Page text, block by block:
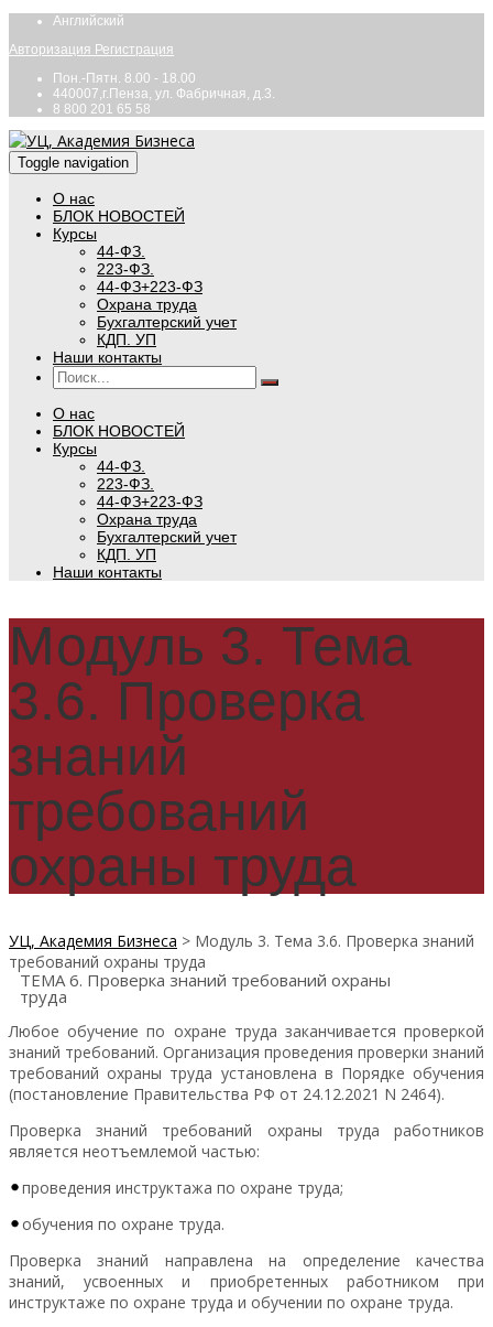
Английский
Авторизация Регистрация
Пон.-Пятн. 8.00 - 18.00
440007,г.Пенза, ул. Фабричная, д.3.
8 800 201 65 58
Toggle navigation
О нас
БЛОК НОВОСТЕЙ
Курсы
44-ФЗ.
223-ФЗ.
44-ФЗ+223-ФЗ
Охрана труда
Бухгалтерский учет
КДП. УП
Наши контакты
О нас
БЛОК НОВОСТЕЙ
Курсы
44-ФЗ.
223-ФЗ.
44-ФЗ+223-ФЗ
Охрана труда
Бухгалтерский учет
КДП. УП
Наши контакты
Модуль 3. Тема
3.6. Проверка
знаний
требований
охраны труда
УЦ, Академия Бизнеса > Модуль 3. Тема 3.6. Проверка знаний
требований охраны труда
ТЕМА 6. Проверка знаний требований охраны
труда
Любое обучение по охране труда заканчивается проверкой
знаний требований. Организация проведения проверки знаний
требований охраны труда установлена в Порядке обучения
(постановление Правительства РФ от 24.12.2021 N 2464).
Проверка знаний требований охраны труда работников
является неотъемлемой частью:
проведения инструктажа по охране труда;
обучения по охране труда.
Проверка знаний направлена на определение качества
знаний, усвоенных и приобретенных работником при
инструктаже по охране труда и обучении по охране труда.